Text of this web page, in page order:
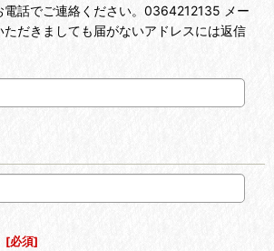
電話でご連絡ください。0364212135 メー
ただきましても届がないアドレスには返信
[必須]